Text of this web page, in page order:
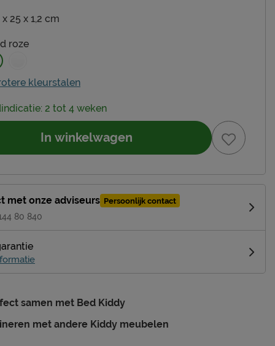
25 x 1,2 cm
roze
kleurstalen
2 tot 4 weken
In winkelwagen
met onze adviseurs Persoonlijk contact
80 840
samen met Bed Kiddy
met andere Kiddy meubelen